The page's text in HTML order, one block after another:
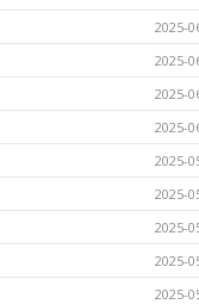
2025-
2025-
2025-
2025-
2025-
2025-
2025-
2025-
2025-